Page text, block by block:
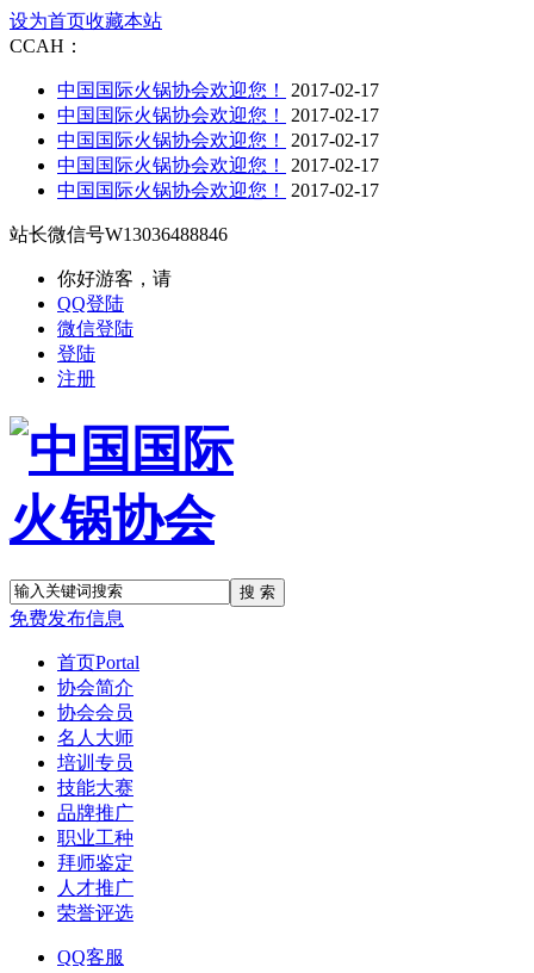
设为首页收藏本站
CCAH：
中国国际火锅协会欢迎您！
2017-02-17
中国国际火锅协会欢迎您！
2017-02-17
中国国际火锅协会欢迎您！
2017-02-17
中国国际火锅协会欢迎您！
2017-02-17
中国国际火锅协会欢迎您！
2017-02-17
站长微信号W13036488846
你好游客，请
QQ登陆
微信登陆
登陆
注册
搜 索
免费发布信息
首页Portal
协会简介
协会会员
名人大师
培训专员
技能大赛
品牌推广
职业工种
拜师鉴定
人才推广
荣誉评选
QQ客服